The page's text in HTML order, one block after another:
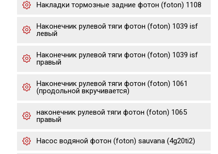
Накладки тормозные задние фотон (foton) 1108
Наконечник рулевой тяги фотон (foton) 1039 isf
левый
Наконечник рулевой тяги фотон (foton) 1039 isf
правый
Наконечник рулевой тяги фотон (foton) 1061
(продольной вкручивается)
наконечник рулевой тяги фотон (foton) 1065
правый
Насос водяной фотон (foton) sauvana (4g20ti2)